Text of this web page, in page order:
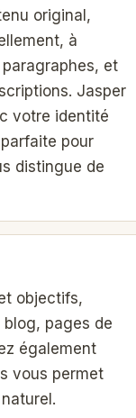
original,
à
et
Jasper
votre identité
pour
distingue de
objectifs,
pages de
également
vous permet